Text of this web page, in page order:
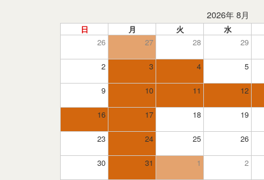
2026年 8月
日 月 火
水
26
27 28 29
2 3 4 5
9 10 11 12
16 17 18 19
23 24 25 26
30 31 1 2